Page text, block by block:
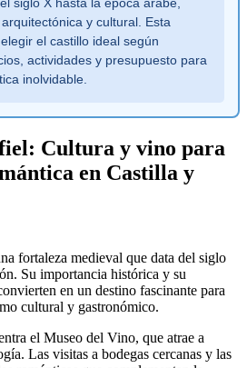
siglo X hasta la época árabe,
y cultural. Esta
el castillo ideal según
actividades y presupuesto para
inolvidable.
Cultura y vino para
en Castilla y
fortaleza medieval que data del siglo
Su importancia histórica y su
en un destino fascinante para
cultural y gastronómico.
el Museo del Vino, que atrae a
Las visitas a bodegas cercanas y las